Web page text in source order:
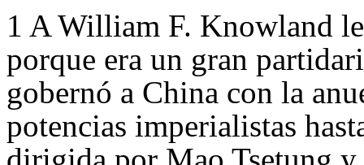
1 A William F. Knowland
porque era un gran
gobernó a China con la
potencias imperialistas